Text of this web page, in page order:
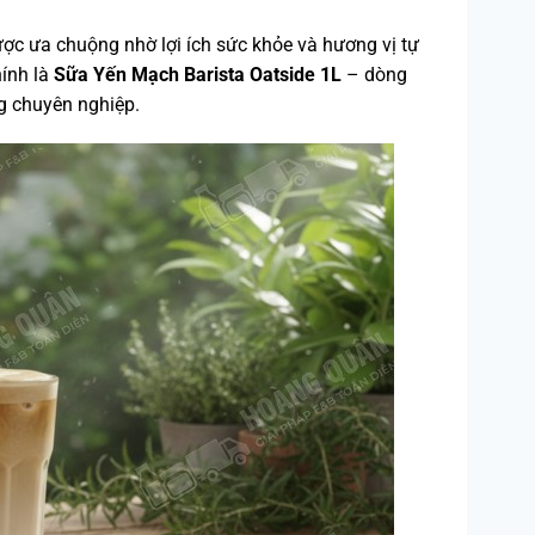
ưa chuộng nhờ lợi ích sức khỏe và hương vị tự
là Sữa Yến Mạch Barista Oatside 1L– dòng
chuyên nghiệp.